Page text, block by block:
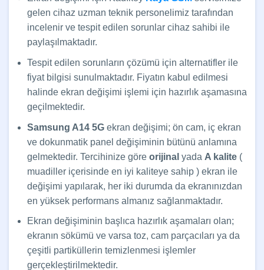
gelen cihaz uzman teknik personelimiz tarafından
incelenir ve tespit edilen sorunlar cihaz sahibi ile
paylaşılmaktadır.
Tespit edilen sorunların çözümü için alternatifler ile
fiyat bilgisi sunulmaktadır. Fiyatın kabul edilmesi
halinde ekran değişimi işlemi için hazırlık aşamasına
geçilmektedir.
Samsung A14 5Gekran değişimi; ön cam, iç ekran
ve dokunmatik panel değişiminin bütünü anlamına
gelmektedir. Tercihinize göre orijinal yada A kalite(
muadiller içerisinde en iyi kaliteye sahip ) ekran ile
değişimi yapılarak, her iki durumda da ekranınızdan
en yüksek performans almanız sağlanmaktadır.
Ekran değişiminin başlıca hazırlık aşamaları olan;
ekranın sökümü ve varsa toz, cam parçacıları ya da
çeşitli partiküllerin temizlenmesi işlemler
gerçekleştirilmektedir.